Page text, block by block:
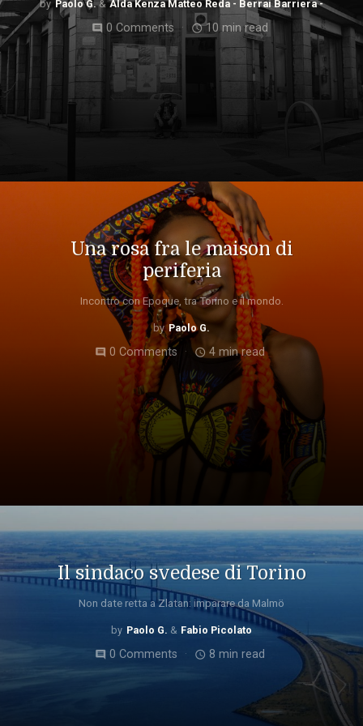
Paolo G. Alda Kenza Matteo Reda - Berrai Barriera -
comment 0 Comments access_time10 min read
Una rosa fra le maison di
periferia
Incontro con Epoque, tra Torino e il mondo.
Paolo G.
comment 0 Comments access_time 4 min read
Il sindaco svedese di Torino
Non date retta a Zlatan: imparare da Malmö
Paolo G. Fabio Picolato
comment0 Comments access_time 8 min read